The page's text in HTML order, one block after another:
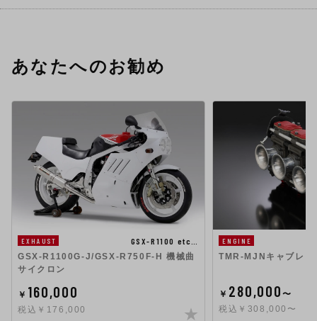
あなたへのお勧め
EXHAUST
GSX-R1100 etc…
GSX-R1100G-J/GSX-R750F-H 機械曲
サイクロン
￥ 160,000
税込￥176,000
ENGINE
TMR-MJNキャブレタ
￥ 280,000〜
税込￥308,000〜